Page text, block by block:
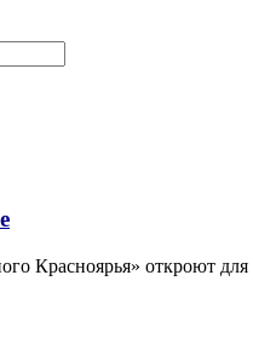
Красноярья» откроют